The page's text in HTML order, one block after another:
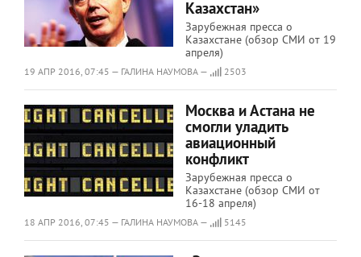
Казахстан»
Зарубежная пресса о
Казахстане (обзор СМИ от 19
апреля)
19 АПР 2016, 07:45 — ГАЛИНА НАУМОВА — 2503
Москва и Астана не
смогли уладить
авиационный
конфликт
Зарубежная пресса о
Казахстане (обзор СМИ от
16-18 апреля)
18 АПР 2016, 07:45 — ГАЛИНА НАУМОВА — 5145